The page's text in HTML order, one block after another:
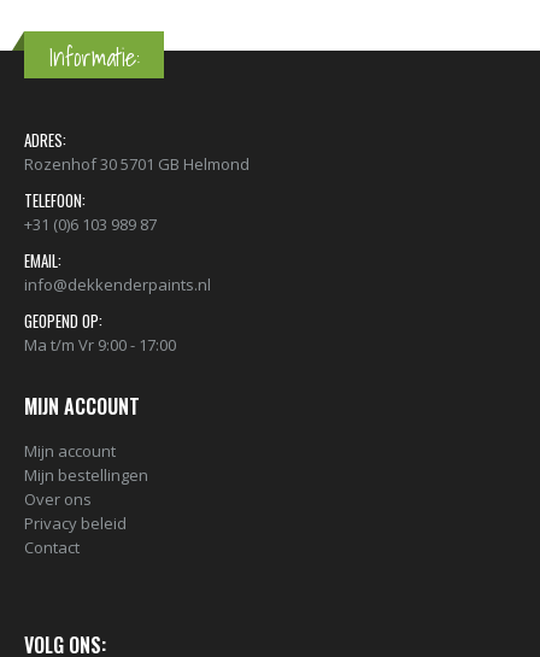
Informatie:
ADRES:
Rozenhof 30 5701 GB Helmond
TELEFOON:
+31 (0)6 103 989 87
EMAIL:
info@dekkenderpaints.nl
GEOPEND OP:
Ma t/m Vr 9:00 - 17:00
MIJN ACCOUNT
Mijn account
Mijn bestellingen
Over ons
Privacy beleid
Contact
VOLG ONS: